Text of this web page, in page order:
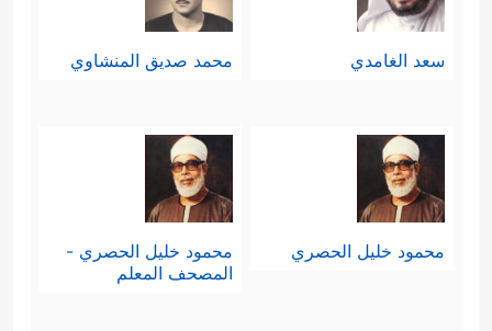
سعد الغامدي محمد صديق المنشاوي
محمود خليل الحصري
محمود خليل الحصري -
المصحف المعلم